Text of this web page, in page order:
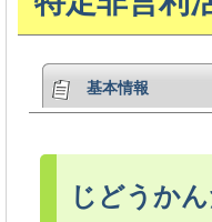
基本情報
じどうか